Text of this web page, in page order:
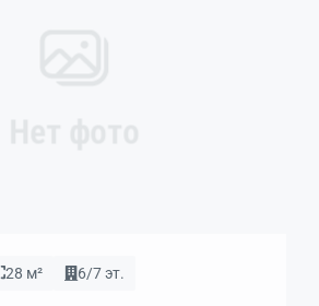
28 м² 6/7 эт.